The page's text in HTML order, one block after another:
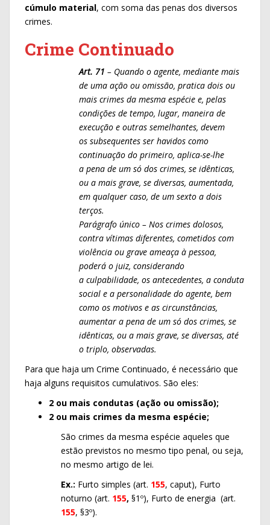
cúmulo material, com soma das penas dos diversos
crimes.
Crime Continuado
Art. 71 – Quando o agente, mediante mais
de uma ação ou omissão, pratica dois ou
mais crimes da mesma espécie e, pelas
condições de tempo, lugar, maneira de
execução e outras semelhantes, devem
os subsequentes ser havidos como
continuação do primeiro, aplica-se-lhe
a pena de um só dos crimes, se idênticas,
ou a mais grave, se diversas, aumentada,
em qualquer caso, de um sexto a dois
terços.
Parágrafo único – Nos crimes dolosos,
contra vítimas diferentes, cometidos com
violência ou grave ameaça à pessoa,
poderá o juiz, considerando
a culpabilidade, os antecedentes, a conduta
social e a personalidade do agente, bem
como os motivos e as circunstâncias,
aumentar a pena de um só dos crimes, se
idênticas, ou a mais grave, se diversas, até
o triplo, observadas.
Para que haja um Crime Continuado, é necessário que
haja alguns requisitos cumulativos. São eles:
2 ou mais condutas (ação ou omissão);
2 ou mais crimes da mesma espécie;
São crimes da mesma espécie aqueles que
estão previstos no mesmo tipo penal, ou seja,
no mesmo artigo de lei.
Ex.: Furto simples (art. 155, caput), Furto
noturno (art. 155, §1º), Furto de energia (art.
155, §3º).